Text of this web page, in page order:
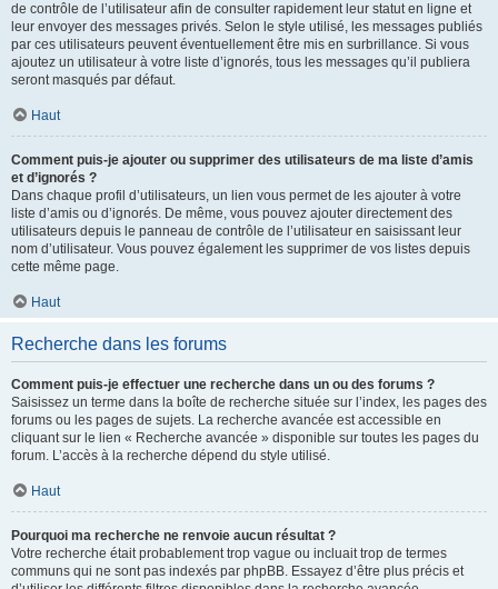
de contrôle de l’utilisateur afin de consulter rapidement leur statut en ligne et
leur envoyer des messages privés. Selon le style utilisé, les messages publiés
par ces utilisateurs peuvent éventuellement être mis en surbrillance. Si vous
ajoutez un utilisateur à votre liste d’ignorés, tous les messages qu’il publiera
seront masqués par défaut.
Haut
Comment puis-je ajouter ou supprimer des utilisateurs de ma liste d’amis
et d’ignorés ?
Dans chaque profil d’utilisateurs, un lien vous permet de les ajouter à votre
liste d’amis ou d’ignorés. De même, vous pouvez ajouter directement des
utilisateurs depuis le panneau de contrôle de l’utilisateur en saisissant leur
nom d’utilisateur. Vous pouvez également les supprimer de vos listes depuis
cette même page.
Haut
Recherche dans les forums
Comment puis-je effectuer une recherche dans un ou des forums ?
Saisissez un terme dans la boîte de recherche située sur l’index, les pages des
forums ou les pages de sujets. La recherche avancée est accessible en
cliquant sur le lien « Recherche avancée » disponible sur toutes les pages du
forum. L’accès à la recherche dépend du style utilisé.
Haut
Pourquoi ma recherche ne renvoie aucun résultat ?
Votre recherche était probablement trop vague ou incluait trop de termes
communs qui ne sont pas indexés par phpBB. Essayez d’être plus précis et